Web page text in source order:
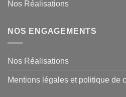
Nos Réalisations
NOS ENGAGEMENTS
Nos Réalisations
Mentions légales et politique de